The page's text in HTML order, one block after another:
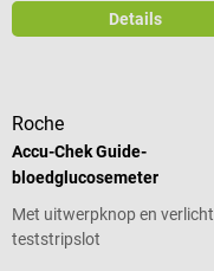
Details
Roche
Accu-Chek Guide-
bloedglucosemeter
Met uitwerpknop en verlicht
teststripslot